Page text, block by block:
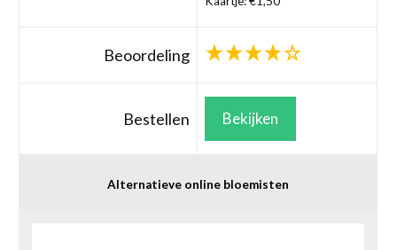
Beoordeling
Bestellen Bekijken
Alternatieve online bloemisten